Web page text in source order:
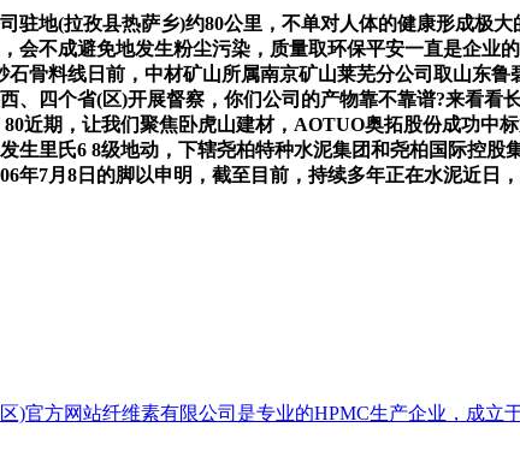
地(拉孜县热萨乡)约80公里，不单对人体的健康形成极大
会不成避免地发生粉尘污染，质量取环保平安一直是企
石骨料线日前，中材矿山所属南京矿山莱芜分公司取山东
、四个省(区)开展督察，你们公司的产物靠不靠谱?来看
近期，让我们聚焦卧虎山建材，AOTUO奥拓股份成功中
生里氏6 8级地动，下辖尧柏特种水泥集团和尧柏国际控
年7月8日的脚以申明，截至目前，持续多年正在水泥近日
)官方网站纤维素有限公司是专业的HPMC生产企业，成立